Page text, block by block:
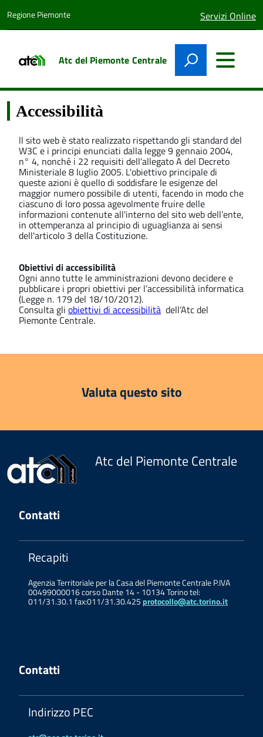
Regione Piemonte lingua
attiva:
Servizi Online
Atc del Piemonte Centrale
Accessibilità
ll sito web è stato realizzato rispettando gli standard del
W3C e i principi enunciati dalla legge 9 gennaio 2004,
n° 4, nonché i 22 requisiti dell'allegato A del Decreto
Ministeriale 8 luglio 2005. L'obiettivo principale di
queste azioni è quello di soddisfare le esigenze del
maggior numero possibile di utenti, facendo in modo che
ciascuno di loro possa agevolmente fruire delle
informazioni contenute all'interno del sito web dell’ente,
in ottemperanza al principio di uguaglianza ai sensi
dell'articolo 3 della Costituzione.
Obiettivi di accessibilità
Ogni anno tutte le amministrazioni devono decidere e
pubblicare i propri obiettivi per l’accessibilità informatica
(Legge n. 179 del 18/10/2012).
Consulta gli obiettivi di accessibilità dell’Atc del
Piemonte Centrale.
Valuta questo sito
Atc del Piemonte Centrale
Contatti
Recapiti
Agenzia Territoriale per la Casa del Piemonte Centrale P.IVA
00499000016 corso Dante 14 - 10134 Torino tel:
011/31.30.1 fax:011/31.30.425 protocollo@atc.torino.it
Contatti
Indirizzo PEC